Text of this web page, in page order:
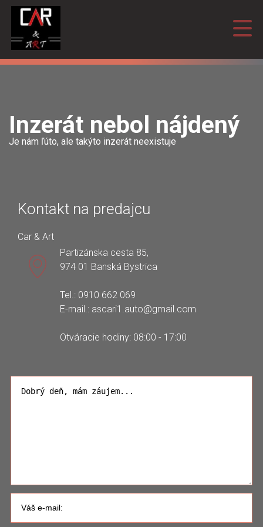
Inzerát nebol nájdený
Je nám ľúto, ale takýto inzerát neexistuje
Kontakt na predajcu
Car & Art
Partizánska cesta 85,
974 01 Banská Bystrica
Tel.: 0910 662 069
E-mail.: ascari1.auto@gmail.com
Otváracie hodiny: 08:00 - 17:00